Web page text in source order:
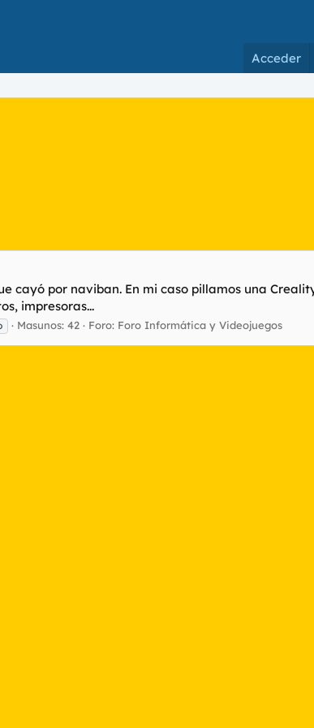
Acceder
por naviban. En mi caso pillamos una
impresoras...
Masunos: 42 Foro: Foro Informática y Videojuegos